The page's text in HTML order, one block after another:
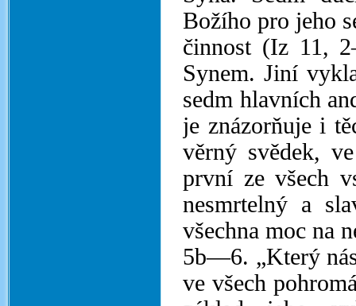
Božího pro jeho
činnost (Iz 11,
Synem. Jiní
sedm hlavních
je znázorňuje i
věrný svědek,
první ze všech
nesmrtelný a
všechna moc na
5b—6. „Který
ve všech